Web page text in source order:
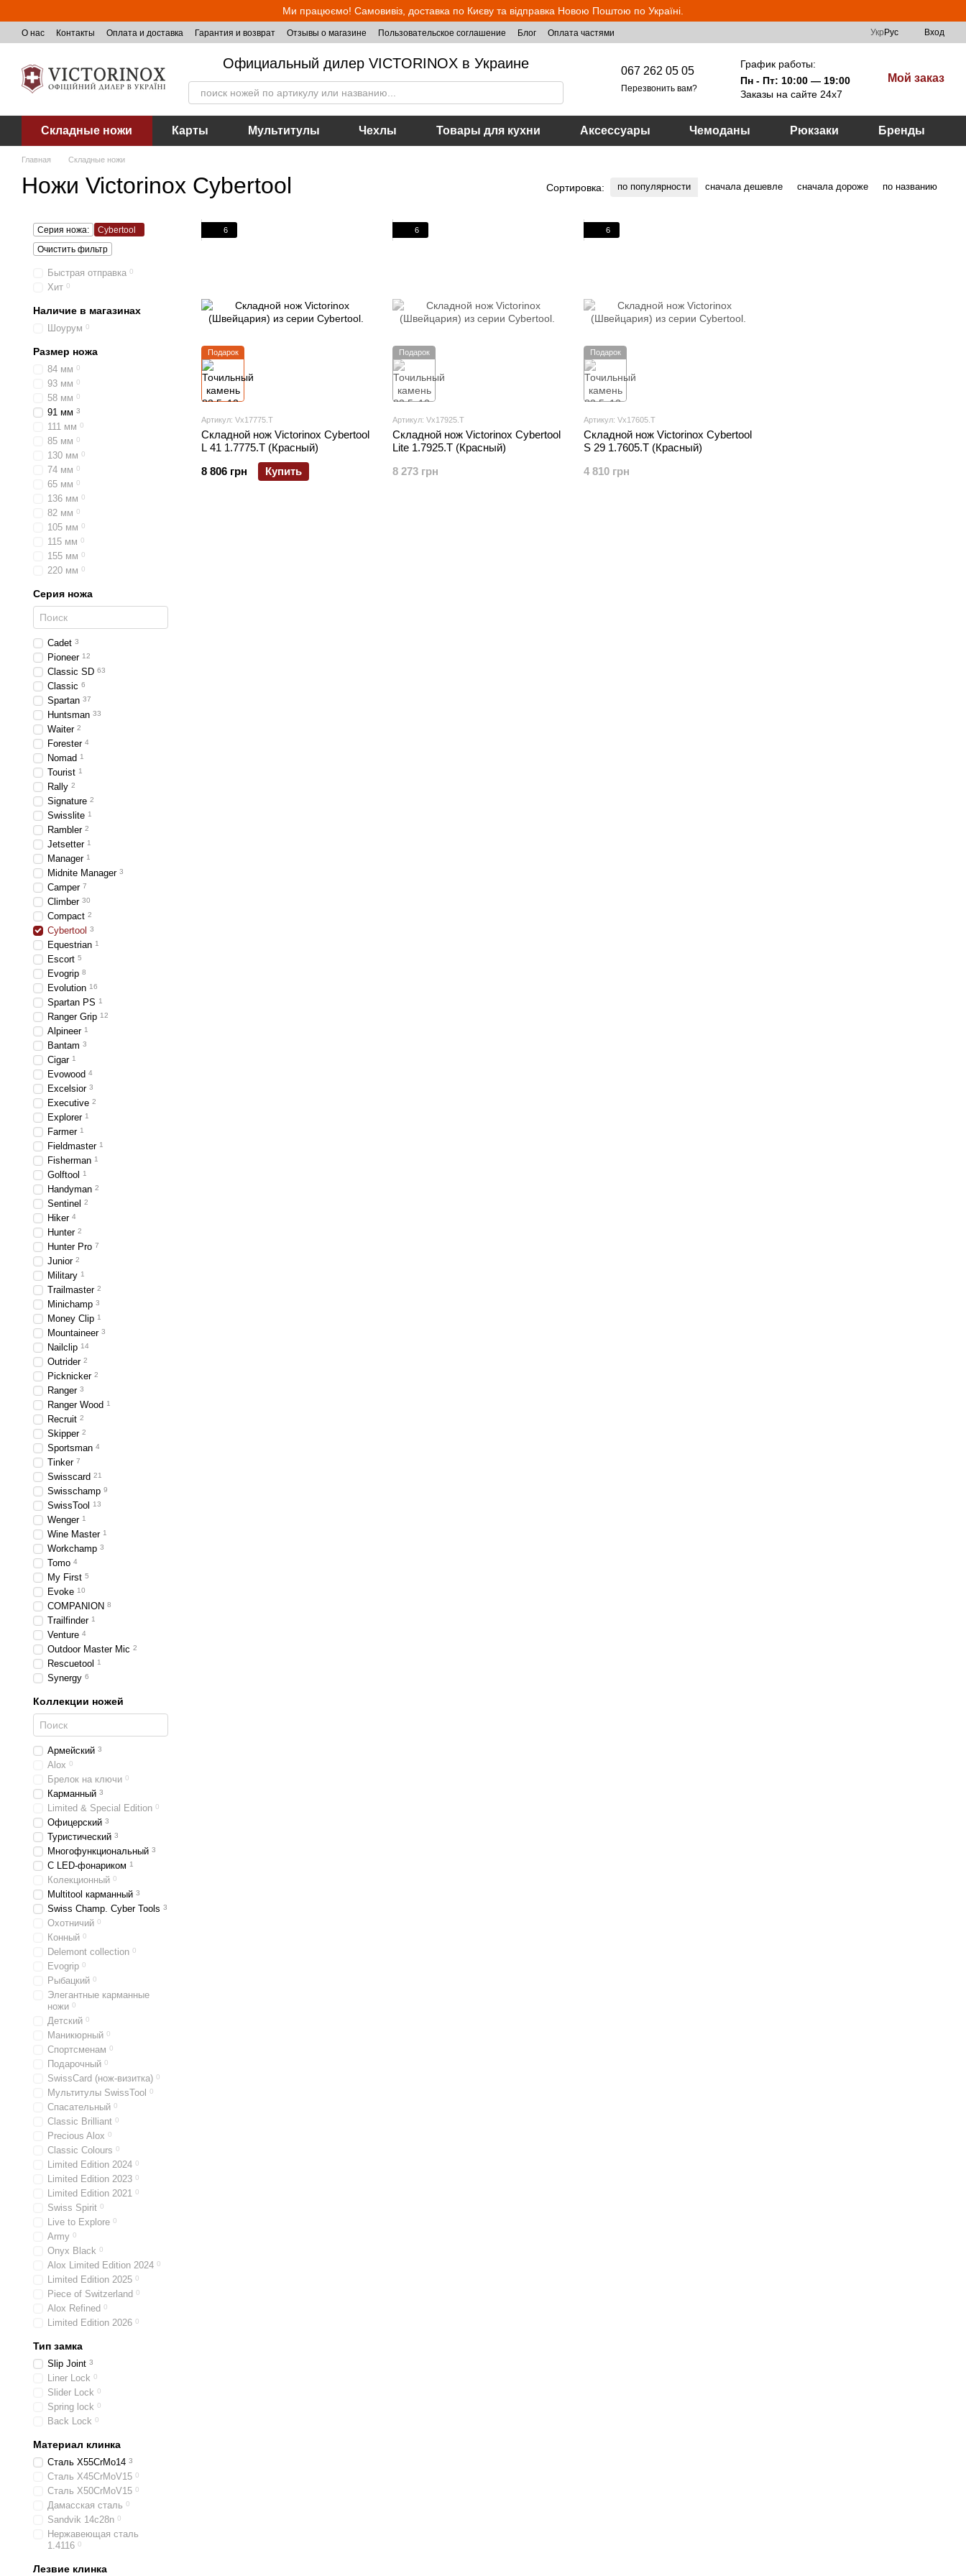
Ми працюємо! Самовивіз, доставка по Києву та відправка Новою Поштою по Україні.
О нас Контакты Оплата и доставка Гарантия и возврат Отзывы о магазине Пользовательское соглашение Блог Оплата частями Укр Рус Вход
Официальный дилер VICTORINOX в Украине 067 262 05 05
Перезвонить вам?
График работы:
Пн - Пт: 10:00 — 19:00
Заказы на сайте 24х7
Мой заказ
Складные ножи Карты Мультитулы Чехлы Товары для кухни Аксессуары Чемоданы Рюкзаки Бренды
Главная Складные ножи
Ножи Victorinox Cybertool Сортировка: по популярности сначала дешевле сначала дороже по названию
Подарок
6
Артикул: Vx17775.T
Складной нож Victorinox Cybertool
L 41 1.7775.T (Красный)
8 806 грн
Купить
Подарок
6
Артикул: Vx17925.T
Складной нож Victorinox Cybertool
Lite 1.7925.T (Красный)
8 273 грн
Подарок
6
Артикул: Vx17605.T
Складной нож Victorinox Cybertool
S 29 1.7605.T (Красный)
4 810 грн
Серия ножа:
Cybertool
Очистить фильтр
Быстрая отправка 0
Хит 0
Наличие в магазинах
Шоурум 0
Размер ножа
84 мм 0
93 мм 0
58 мм 0
91 мм 3
111 мм 0
85 мм 0
130 мм 0
74 мм 0
65 мм 0
136 мм 0
82 мм 0
105 мм 0
115 мм 0
155 мм 0
220 мм 0
Серия ножа
Cadet 3
Pioneer 12
Classic SD 63
Classic 6
Spartan 37
Huntsman 33
Waiter 2
Forester 4
Nomad 1
Tourist 1
Rally 2
Signature 2
Swisslite 1
Rambler 2
Jetsetter 1
Manager 1
Midnite Manager 3
Camper 7
Climber 30
Compact 2
Cybertool 3
Equestrian 1
Escort 5
Evogrip 8
Evolution 16
Spartan PS 1
Ranger Grip 12
Alpineer 1
Bantam 3
Cigar 1
Evowood 4
Excelsior 3
Executive 2
Explorer 1
Farmer 1
Fieldmaster 1
Fisherman 1
Golftool 1
Handyman 2
Sentinel 2
Hiker 4
Hunter 2
Hunter Pro 7
Junior 2
Military 1
Trailmaster 2
Minichamp 3
Money Clip 1
Mountaineer 3
Nailclip 14
Outrider 2
Picknicker 2
Ranger 3
Ranger Wood 1
Recruit 2
Skipper 2
Sportsman 4
Tinker 7
Swisscard 21
Swisschamp 9
SwissTool 13
Wenger 1
Wine Master 1
Workchamp 3
Tomo 4
My First 5
Evoke 10
COMPANION 8
Trailfinder 1
Venture 4
Outdoor Master Mic 2
Rescuetool 1
Synergy 6
Коллекции ножей
Армейский 3
Alox 0
Брелок на ключи 0
Карманный 3
Limited & Special Edition 0
Офицерский 3
Туристический 3
Многофункциональный 3
С LED-фонариком 1
Колекционный 0
Multitool карманный 3
Swiss Champ. Cyber Tools 3
Охотничий 0
Конный 0
Delemont collection 0
Evogrip 0
Рыбацкий 0
Элегантные карманные
ножи 0
Детский 0
Маникюрный 0
Спортсменам 0
Подарочный 0
SwissCard (нож-визитка) 0
Мультитулы SwissTool 0
Спасательный 0
Classic Brilliant 0
Precious Alox 0
Classic Colours 0
Limited Edition 2024 0
Limited Edition 2023 0
Limited Edition 2021 0
Swiss Spirit 0
Live to Explore 0
Army 0
Onyx Black 0
Alox Limited Edition 2024 0
Limited Edition 2025 0
Piece of Switzerland 0
Alox Refined 0
Limited Edition 2026 0
Тип замка
Slip Joint 3
Liner Lock 0
Slider Lock 0
Spring lock 0
Back Lock 0
Материал клинка
Сталь X55CrMo14 3
Сталь X45CrMoV15 0
Сталь X50CrMoV15 0
Дамасская сталь 0
Sandvik 14c28n 0
Нержавеющая сталь
1.4116 0
Лезвие клинка